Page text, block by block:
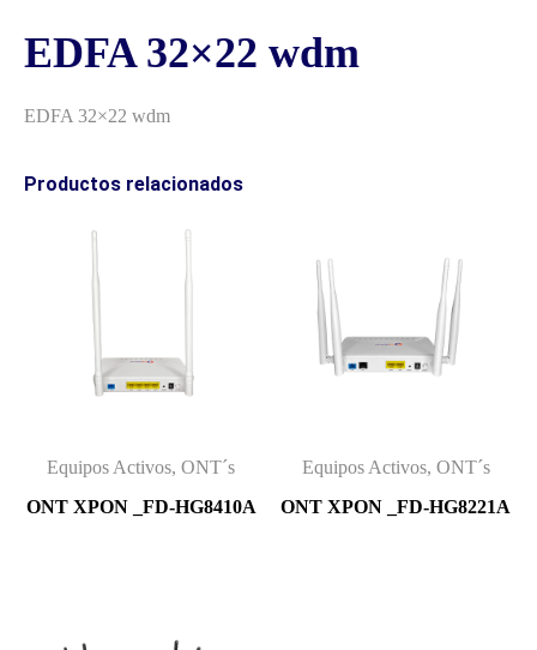
EDFA 32×22 wdm
EDFA 32×22 wdm
Productos relacionados
Equipos Activos, ONT´s
ONT XPON _FD-HG8410A
Equipos Activos, ONT´s
ONT XPON _FD-HG8221A